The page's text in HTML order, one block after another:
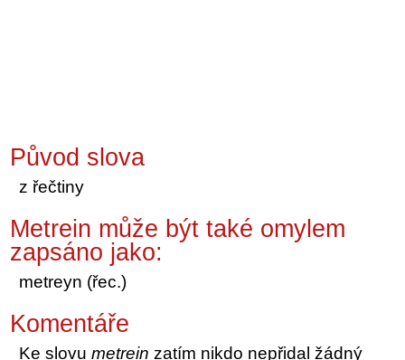
Původ slova
z řečtiny
Metrein může být také omylem
zapsáno jako:
metreyn (řec.)
Komentáře
Ke slovumetreinzatím nikdo nepřidal žádný